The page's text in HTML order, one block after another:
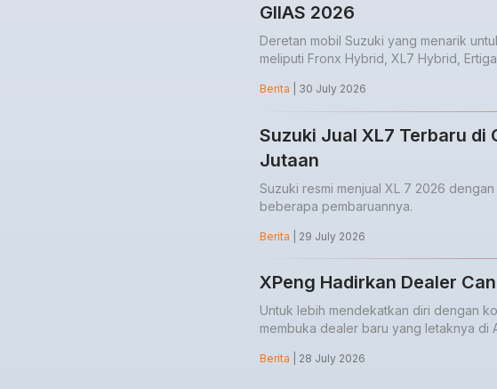
GIIAS 2026
Deretan mobil Suzuki yang menarik
meliputi Fronx Hybrid, XL7 Hybrid,
Berita | 30 July 2026
Suzuki Jual XL7 Terbaru di
Jutaan
Suzuki resmi menjual XL 7 2026
beberapa pembaruannya.
Berita | 29 July 2026
XPeng Hadirkan Dealer
Untuk lebih mendekatkan diri dengan
membuka dealer baru yang letaknya di
Berita | 28 July 2026